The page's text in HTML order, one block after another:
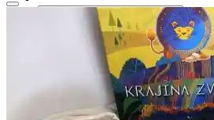
Hledat: